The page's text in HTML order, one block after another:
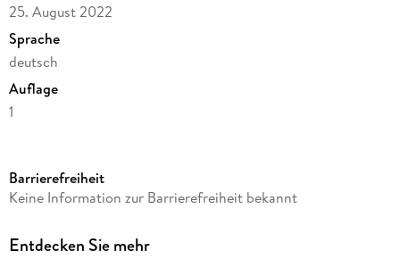
25. August 2022
Sprache
deutsch
Auflage
1
Autor/Autorin
Verlag/Hersteller
Barrierefreiheit
Keine Information zur Barrierefreiheit bekannt
Entdecken Sie mehr